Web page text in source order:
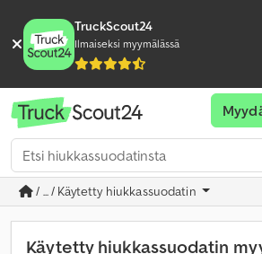
TruckScout24
Ilmaiseksi myymälässä
/ ... / Käytetty hiukkassuodatin
Käytetty hiukkassuodatin